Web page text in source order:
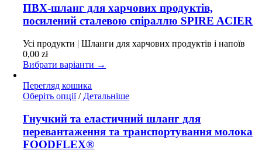
має
кілька
варіантів.
можна
на
товару
ПВХ-шланг для харчових продуктів,
посилений сталевою спіраллю SPIRE ACIER
Усі продукти | Шланги для харчових продуктів і напоїв
0,00zł
Вибрати варіанти →
Перегляд кошика
Оберіть опції Цей
має
кілька
варіантів.
Параметри
/Детальніше
Гнучкий та еластичний шланг для
перевантаження та транспортування молока
FOODFLEX®